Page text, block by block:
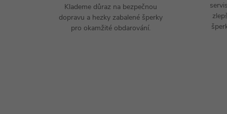
Klademe důraz na bezpečnou
dopravu a hezky zabalené šperky
pro okamžité obdarování.